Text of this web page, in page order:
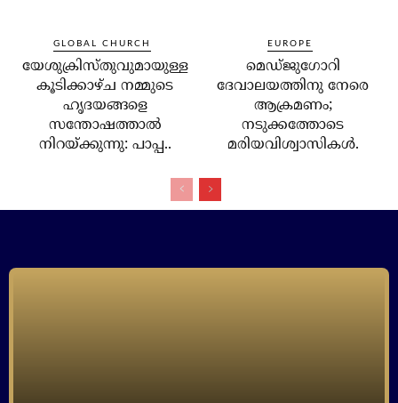
GLOBAL CHURCH
യേശുക്രിസ്തുവുമായുള്ള
കൂടിക്കാഴ്ച നമ്മുടെ
ഹൃദയങ്ങളെ
സന്തോഷത്താല്‍
നിറയ്ക്കുന്നു: പാപ്പ..
EUROPE
മെഡ്ജുഗോറി
ദേവാലയത്തിനു നേരെ
ആക്രമണം;
നടുക്കത്തോടെ
മരിയവിശ്വാസികള്‍.